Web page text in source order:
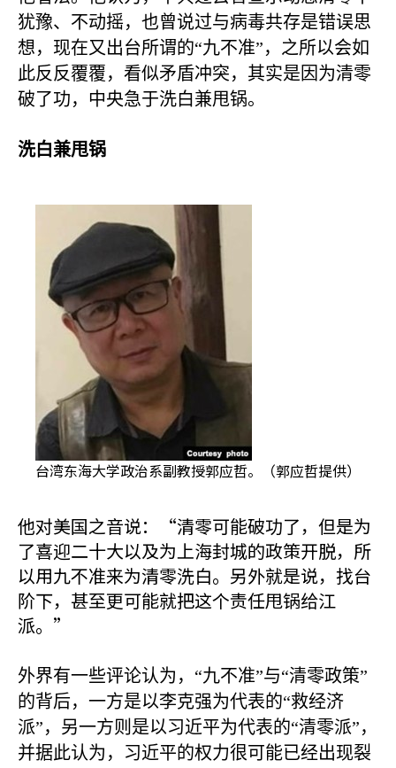
犹豫、不动摇，也曾说过与病毒共存是错误思
想，现在又出台所谓的“九不准”，之所以会如
此反反覆覆，看似矛盾冲突，其实是因为清零
破了功，中央急于洗白兼甩锅。
洗白兼甩锅
台湾东海大学政治系副教授郭应哲。（郭应哲提供）
他对美国之音说：“清零可能破功了，但是为
了喜迎二十大以及为上海封城的政策开脱，所
以用九不准来为清零洗白。另外就是说，找台
阶下，甚至更可能就把这个责任甩锅给江
派。”
外界有一些评论认为，“九不准”与“清零政策”
的背后，一方是以李克强为代表的“救经济
派”，另一方则是以习近平为代表的“清零派”，
并据此认为，习近平的权力很可能已经出现裂